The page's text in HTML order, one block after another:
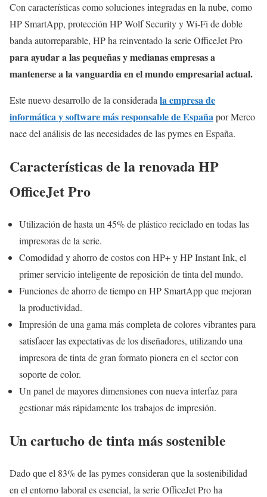
Con características como soluciones integradas en la nube, como
HP SmartApp, protección HP Wolf Security y Wi-Fi de doble
banda autorreparable, HP ha reinventado la serie OfficeJet Pro
para ayudar a las pequeñas y medianas empresas a
mantenerse a la vanguardia en el mundo empresarial actual.
Este nuevo desarrollo de la consideradala empresa de
informática y software más responsable de Españapor Merco
nace del análisis de las necesidades de las pymes en España.
Características de la renovada HP
OfficeJet Pro
Utilización de hasta un 45% de plástico reciclado en todas las
impresoras de la serie.
Comodidad y ahorro de costos con HP+ y HP Instant Ink, el
primer servicio inteligente de reposición de tinta del mundo.
Funciones de ahorro de tiempo en HP SmartApp que mejoran
la productividad.
Impresión de una gama más completa de colores vibrantes para
satisfacer las expectativas de los diseñadores, utilizando una
impresora de tinta de gran formato pionera en el sector con
soporte de color.
Un panel de mayores dimensiones con nueva interfaz para
gestionar más rápidamente los trabajos de impresión.
Un cartucho de tinta más sostenible
Dado que el 83% de las pymes consideran que la sostenibilidad
en el entorno laboral es esencial, la serie OfficeJet Pro ha